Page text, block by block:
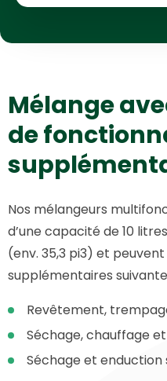
Mélange
de
Nos mélangeurs
d’une capacité de 10
(env. 35,3 pi3) et
supplémentaires
Revêtement,
Séchage, chauffage
Séchage et enduction